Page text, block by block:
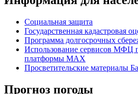
Социальная защита
Государственная кадастровая
Программа долгосрочных
Использование сервисов МФЦ
платформы MAX
Просветительские материалы
Прогноз погоды